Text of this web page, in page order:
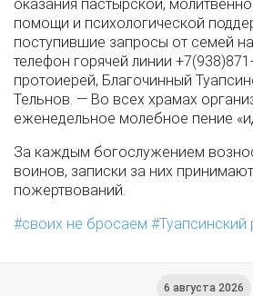
оказания пастырской,
помощи и психологической
поступившие запросы от семей
телефон горячей линии
протоиерей, Благочинный
Тельнов. — Во всех храмах
еженедельное молебное пение
За каждым богослужением
воинов, записки за них
пожертвований.
своих не бросаем
Туапсинский
6 августа 2026